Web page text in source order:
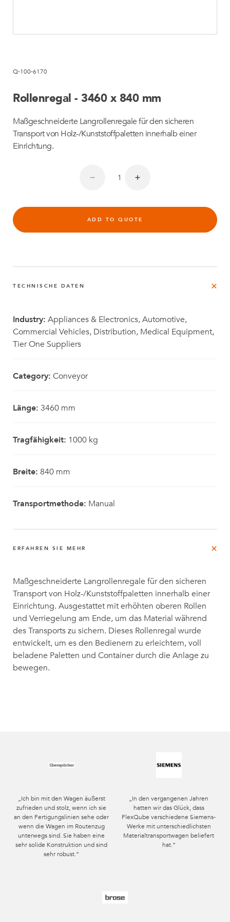
Q-100-6170
Rollenregal - 3460 x 840 mm
Maßgeschneiderte Langrollenregale für den sicheren
Transport von Holz-/Kunststoffpaletten innerhalb einer
Einrichtung.
ADD TO QUOTE
TECHNISCHE DATEN
Industry: Appliances & Electronics, Automotive,
Commercial Vehicles, Distribution, Medical Equipment,
Tier One Suppliers
Category: Conveyor
Länge: 3460 mm
Tragfähigkeit: 1000 kg
Breite: 840 mm
Transportmethode: Manual
ERFAHREN SIE MEHR
Maßgeschneiderte Langrollenregale für den sicheren
Transport von Holz-/Kunststoffpaletten innerhalb einer
Einrichtung. Ausgestattet mit erhöhten oberen Rollen
und Verriegelung am Ende, um das Material während
des Transports zu sichern. Dieses Rollenregal wurde
entwickelt, um es den Bedienern zu erleichtern, voll
beladene Paletten und Container durch die Anlage zu
bewegen.
„Ich bin mit den Wagen äußerst
zufrieden und stolz, wenn ich sie
an den Fertigungslinien sehe oder
wenn die Wagen im Routenzug
unterwegs sind. Sie haben eine
sehr solide Konstruktion und sind
sehr robust.“
„In den vergangenen Jahren
hatten wir das Glück, dass
FlexQube verschiedene Siemens-
Werke mit unterschiedlichsten
Materialtransportwagen beliefert
hat.“